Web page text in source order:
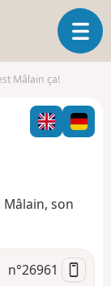
O
u
i
r
l
a
t
Mâlain ça!
son
n°26961